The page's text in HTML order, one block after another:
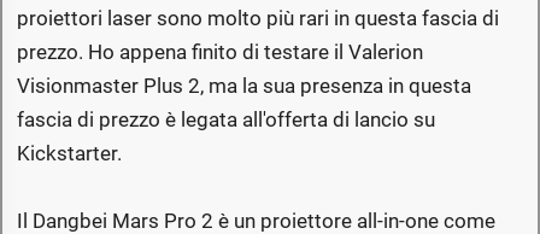
proiettori laser sono molto più rari in questa fascia di
prezzo. Ho appena finito di testare il Valerion
Visionmaster Plus 2, ma la sua presenza in questa
fascia di prezzo è legata all'offerta di lancio su
Kickstarter.
Il Dangbei Mars Pro 2 è un proiettore all-in-one come